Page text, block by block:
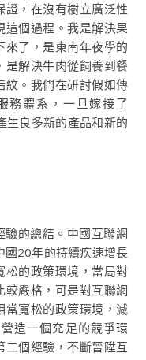
證，在沒有樹立廣泛性
這個過程。我是解決果
來了，是東南年夜學的
是解決牛肉從飼養到餐
紋。我們在研討假如傳
務體系，一旦嫁接了
生良多新的產品和新的
的總結。中國互聯網
國20年的持續疾速增長
松的政策環境，當局對
較嚴格，可是對互聯網
當寬松的政策環境，減
造一個充足的競爭環
個經驗，不斷晉陞互